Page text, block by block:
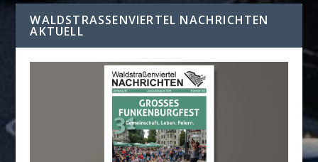
WALDSTRASSENVIERTEL NACHRICHTEN A
KTUELL